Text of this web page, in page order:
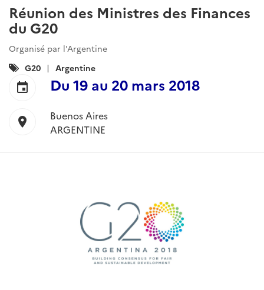
Réunion des Ministres des Finances
du G20
Organisé par l'Argentine
Catégories
:
G20 Argentine
event Du 19 au 20 mars 2018
location_on
Buenos Aires
ARGENTINE